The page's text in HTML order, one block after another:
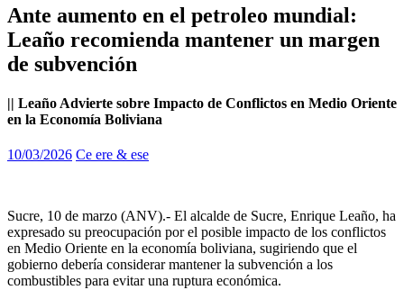
Ante aumento en el petroleo mundial:
Leaño recomienda mantener un margen
de subvención
|| Leaño Advierte sobre Impacto de Conflictos en Medio Oriente
en la Economía Boliviana
10/03/2026 Ce ere & ese
Sucre, 10 de marzo (ANV).- El alcalde de Sucre, Enrique Leaño, ha
expresado su preocupación por el posible impacto de los conflictos
en Medio Oriente en la economía boliviana, sugiriendo que el
gobierno debería considerar mantener la subvención a los
combustibles para evitar una ruptura económica.